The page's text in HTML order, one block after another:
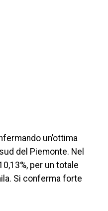
un’ottima
del Piemonte. Nel
per un totale
Si conferma forte